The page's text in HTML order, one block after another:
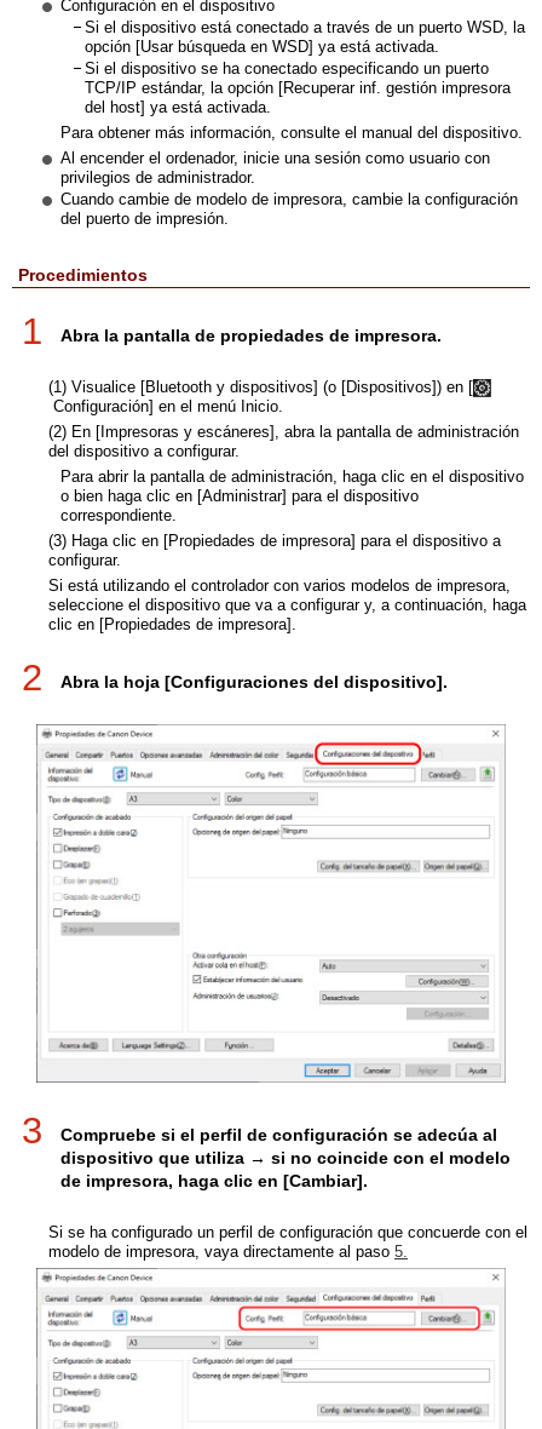
Configuración en el dispositivo
Si el dispositivo está conectado a través de un puerto WSD, la
opción [Usar búsqueda en WSD] ya está activada.
Si el dispositivo se ha conectado especificando un puerto
TCP/IP estándar, la opción [Recuperar inf. gestión impresora
del host] ya está activada.
Para obtener más información, consulte el manual del dispositivo.
Al encender el ordenador, inicie una sesión como usuario con
privilegios de administrador.
Cuando cambie de modelo de impresora, cambie la configuración
del puerto de impresión.
Procedimientos
1 Abra la pantalla de propiedades de impresora.
(1) Visualice [Bluetooth y dispositivos] (o [Dispositivos]) en [
Configuración] en el menú Inicio.
(2) En [Impresoras y escáneres], abra la pantalla de administración
del dispositivo a configurar.
Para abrir la pantalla de administración, haga clic en el dispositivo
o bien haga clic en [Administrar] para el dispositivo
correspondiente.
(3) Haga clic en [Propiedades de impresora] para el dispositivo a
configurar.
Si está utilizando el controlador con varios modelos de impresora,
seleccione el dispositivo que va a configurar y, a continuación, haga
clic en [Propiedades de impresora].
2 Abra la hoja [Configuraciones del dispositivo].
3
Compruebe si el perfil de configuración se adecúa al
dispositivo que utiliza → si no coincide con el modelo
de impresora, haga clic en [Cambiar].
Si se ha configurado un perfil de configuración que concuerde con el
modelo de impresora, vaya directamente al paso 5.